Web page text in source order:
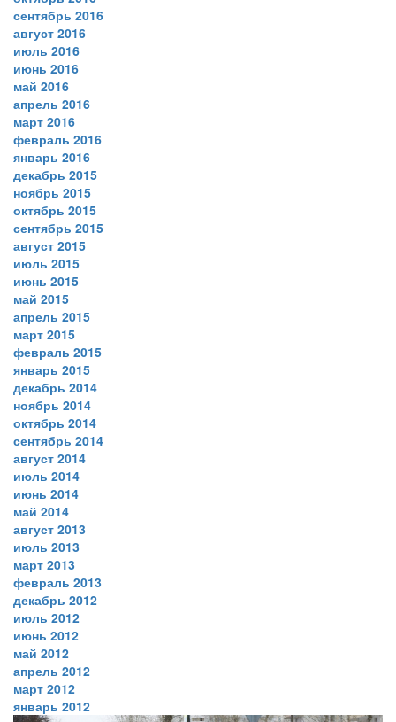
сентябрь 2016
август 2016
июль 2016
июнь 2016
май 2016
апрель 2016
март 2016
февраль 2016
январь 2016
декабрь 2015
ноябрь 2015
октябрь 2015
сентябрь 2015
август 2015
июль 2015
июнь 2015
май 2015
апрель 2015
март 2015
февраль 2015
январь 2015
декабрь 2014
ноябрь 2014
октябрь 2014
сентябрь 2014
август 2014
июль 2014
июнь 2014
май 2014
август 2013
июль 2013
март 2013
февраль 2013
декабрь 2012
июль 2012
июнь 2012
май 2012
апрель 2012
март 2012
январь 2012